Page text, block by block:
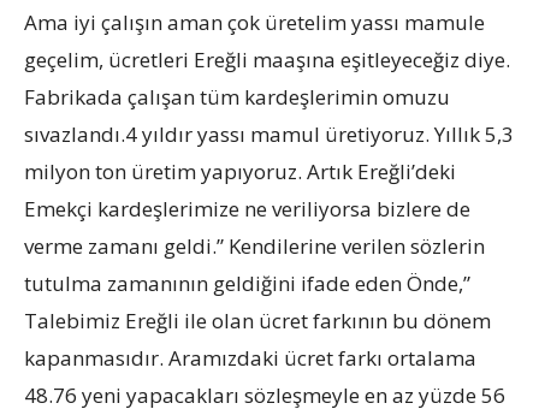
Ama iyi çalışın aman çok üretelim yassı mamule
geçelim, ücretleri Ereğli maaşına eşitleyeceğiz diye.
Fabrikada çalışan tüm kardeşlerimin omuzu
sıvazlandı.4 yıldır yassı mamul üretiyoruz. Yıllık 5,3
milyon ton üretim yapıyoruz. Artık Ereğli’deki
Emekçi kardeşlerimize ne veriliyorsa bizlere de
verme zamanı geldi.” Kendilerine verilen sözlerin
tutulma zamanının geldiğini ifade eden Önde,”
Talebimiz Ereğli ile olan ücret farkının bu dönem
kapanmasıdır. Aramızdaki ücret farkı ortalama
48.76 yeni yapacakları sözleşmeyle en az yüzde 56